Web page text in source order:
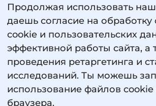
Продолжая использовать наш
даешь согласие на
cookie и пользовательских
эффективной работы сайта, а
проведения ретаргетинга и
исследований. Ты можешь
использование файлов cookie
браузера.
Пользовательское соглашение
Политика обработки
Сведения об образовательной